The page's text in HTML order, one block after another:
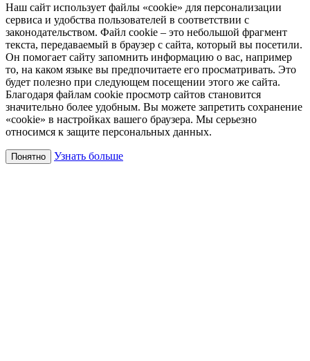
Наш сайт использует файлы «cookie» для персонализации
сервиса и удобства пользователей в соответствии с
законодательством. Файл cookie – это небольшой фрагмент
текста, передаваемый в браузер с сайта, который вы посетили.
Он помогает сайту запомнить информацию о вас, например
то, на каком языке вы предпочитаете его просматривать. Это
будет полезно при следующем посещении этого же сайта.
Благодаря файлам cookie просмотр сайтов становится
значительно более удобным. Вы можете запретить сохранение
«cookie» в настройках вашего браузера. Мы серьезно
относимся к защите персональных данных.
Понятно Узнать больше